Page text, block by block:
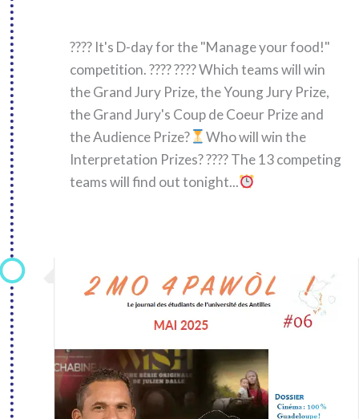
???? It's D-day for the "Manage your food!"
competition. ???? ???? Which teams will win
the Grand Jury Prize, the Young Jury Prize,
the Grand Jury's Coup de Coeur Prize and
the Audience Prize?
Who will win the
Interpretation Prizes? ???? The 13 competing
teams will find out tonight...